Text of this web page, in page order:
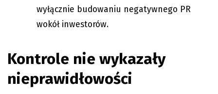
wyłącznie budowaniu negatywnego PR
wokół inwestorów.
Kontrole nie wykazały
nieprawidłowości